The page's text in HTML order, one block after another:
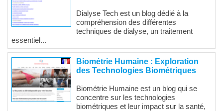
Dialyse Tech est un blog dédié à la
compréhension des différentes
techniques de dialyse, un traitement
essentiel...
Biométrie Humaine : Exploration
des Technologies Biométriques
Biométrie Humaine est un blog qui se
concentre sur les technologies
biométriques et leur impact sur la santé,